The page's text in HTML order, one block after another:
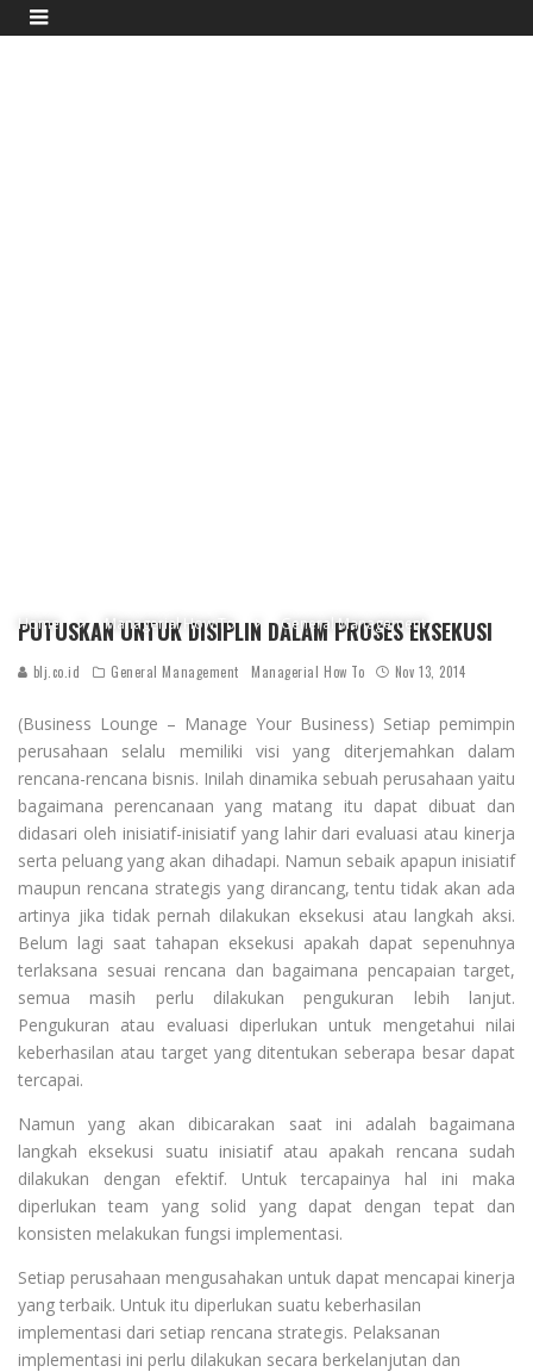
Home Managerial How To General Management
PUTUSKAN UNTUK DISIPLIN DALAM PROSES EKSEKUSI
blj.co.id General Management Managerial How To Nov 13, 2014
(Business Lounge – Manage Your Business) Setiap pemimpin
perusahaan selalu memiliki visi yang diterjemahkan dalam
rencana-rencana bisnis. Inilah dinamika sebuah perusahaan yaitu
bagaimana perencanaan yang matang itu dapat dibuat dan
didasari oleh inisiatif-inisiatif yang lahir dari evaluasi atau kinerja
serta peluang yang akan dihadapi. Namun sebaik apapun inisiatif
maupun rencana strategis yang dirancang, tentu tidak akan ada
artinya jika tidak pernah dilakukan eksekusi atau langkah aksi.
Belum lagi saat tahapan eksekusi apakah dapat sepenuhnya
terlaksana sesuai rencana dan bagaimana pencapaian target,
semua masih perlu dilakukan pengukuran lebih lanjut.
Pengukuran atau evaluasi diperlukan untuk mengetahui nilai
keberhasilan atau target yang ditentukan seberapa besar dapat
tercapai.
Namun yang akan dibicarakan saat ini adalah bagaimana
langkah eksekusi suatu inisiatif atau apakah rencana sudah
dilakukan dengan efektif. Untuk tercapainya hal ini maka
diperlukan team yang solid yang dapat dengan tepat dan
konsisten melakukan fungsi implementasi.
Setiap perusahaan mengusahakan untuk dapat mencapai kinerja
yang terbaik. Untuk itu diperlukan suatu keberhasilan
implementasi dari setiap rencana strategis. Pelaksanan
implementasi ini perlu dilakukan secara berkelanjutan dan